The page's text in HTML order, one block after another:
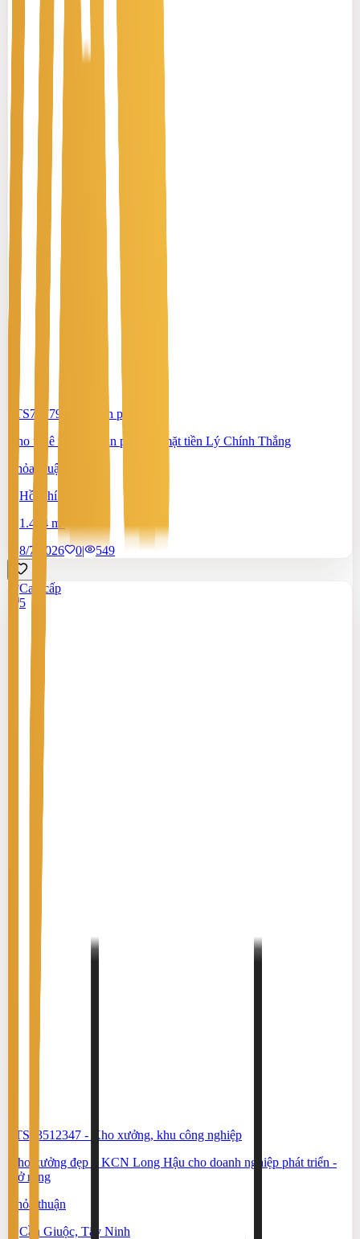
#TS70779086
Văn phòng
Cho thuê tòa nhà văn phòng - mặt tiền Lý Chính Thắng
Thỏa thuận
Hồ Chí Minh
1.464 m²
8/7/2026
0| 549
Cao cấp
5
#TS83512347 -
Kho xưởng, khu công nghiệp
Kho xưởng đẹp ở KCN Long Hậu cho doanh nghiệp phát triển -
mở rộng
Thỏa thuận
Cần Giuộc, Tây Ninh